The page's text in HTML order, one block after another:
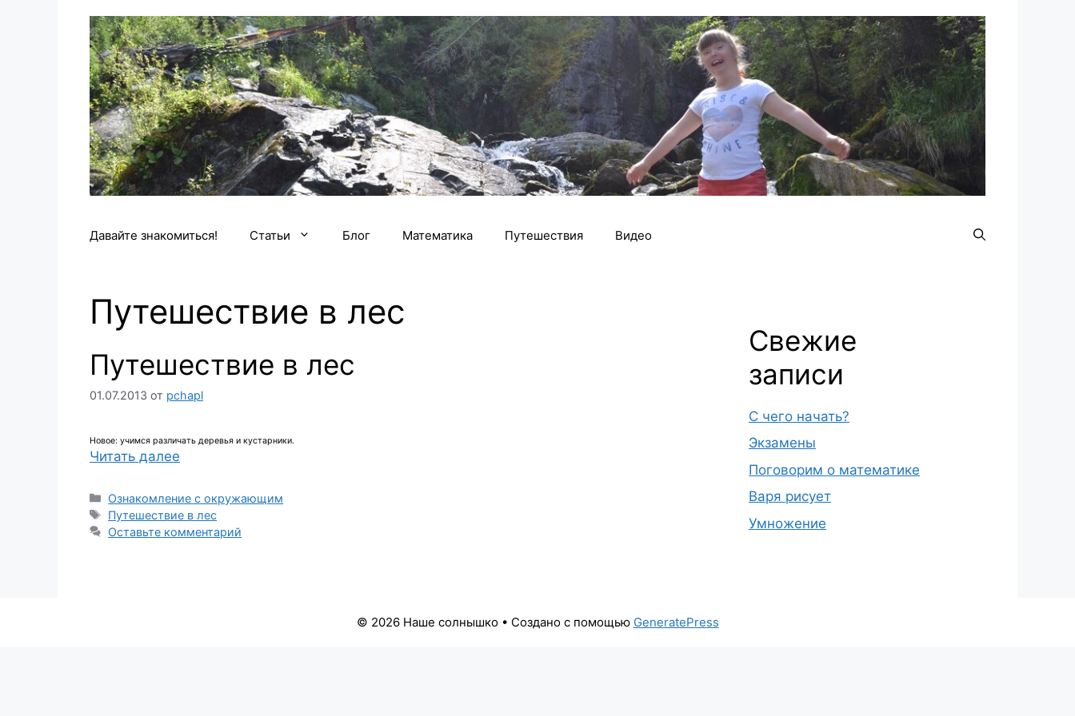
содержимому
Давайте знакомиться! Статьи Блог Математика Путешествия Видео
Путешествие в лес
Путешествие в лес
01.07.2013 от pchapl
Новое: учимся различать деревья и кустарники.
Читать далее
Рубрики
Ознакомление с окружающим
Метки
Путешествие в лес
Оставьте комментарий
Свежие
записи
С чего начать?
Экзамены
Поговорим о математике
Варя рисует
Умножение
© 2026 Наше солнышко• Создано с помощью GeneratePress